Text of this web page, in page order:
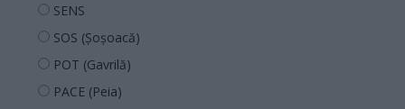
SENS
SOS (Șoșoacă)
POT (Gavrilă)
PACE (Peia)